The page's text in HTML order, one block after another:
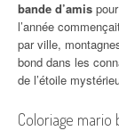
bande d’amis
l’année
par ville,
bond dans les
de l’étoile
Coloriage mario